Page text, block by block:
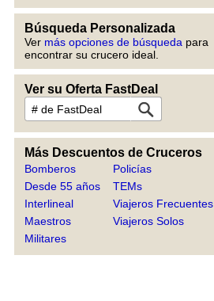
Búsqueda Personalizada
Ver más opciones de búsqueda para
encontrar su crucero ideal.
Ver su Oferta FastDeal
Más Descuentos de Cruceros
Bomberos
Desde 55 años
Interlineal
Maestros
Militares
Policías
TEMs
Viajeros Frecuentes
Viajeros Solos